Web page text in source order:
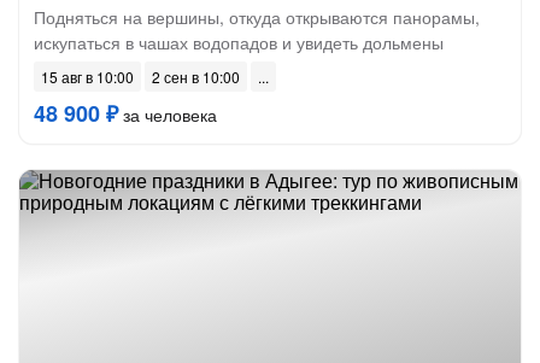
Подняться на вершины, откуда открываются панорамы,
искупаться в чашах водопадов и увидеть дольмены
15 авг в 10:00 2 сен в 10:00
48 900 ₽за человека